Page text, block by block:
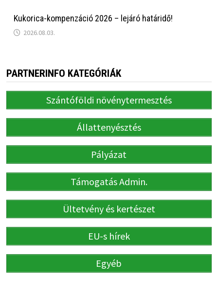
Kukorica-kompenzáció 2026 – lejáró határidő!
2026.08.03.
PARTNERINFO KATEGÓRIÁK
Szántóföldi növénytermesztés
Állattenyésztés
Pályázat
Támogatás Admin.
Ültetvény és kertészet
EU-s hírek
Egyéb